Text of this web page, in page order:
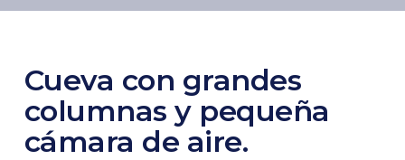
Cueva con grandes
columnas y pequeña
cámara de aire.